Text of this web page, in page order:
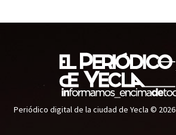
Periódico digital de la ciudad de Yecla © 2026